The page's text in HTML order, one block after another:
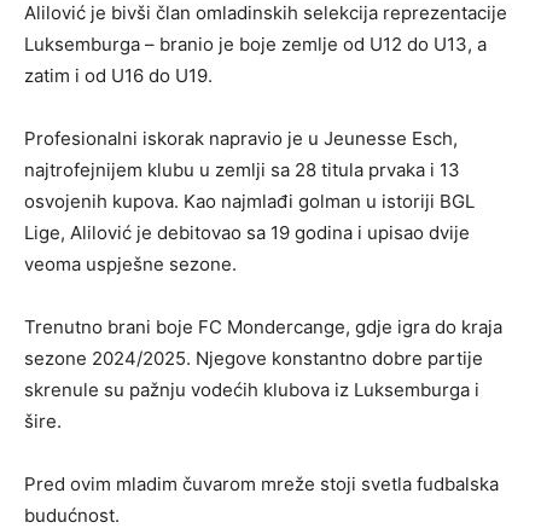
Alilović je bivši član omladinskih selekcija reprezentacije
Luksemburga – branio je boje zemlje od U12 do U13, a
zatim i od U16 do U19.
Profesionalni iskorak napravio je u Jeunesse Esch,
najtrofejnijem klubu u zemlji sa 28 titula prvaka i 13
osvojenih kupova. Kao najmlađi golman u istoriji BGL
Lige, Alilović je debitovao sa 19 godina i upisao dvije
veoma uspješne sezone.
Trenutno brani boje FC Mondercange, gdje igra do kraja
sezone 2024/2025. Njegove konstantno dobre partije
skrenule su pažnju vodećih klubova iz Luksemburga i
šire.
Pred ovim mladim čuvarom mreže stoji svetla fudbalska
budućnost.